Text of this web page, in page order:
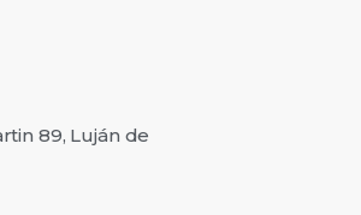
89, Luján de